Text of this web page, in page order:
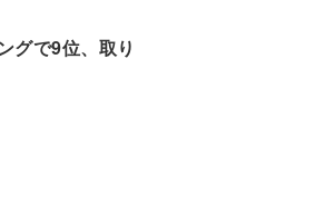
グで9位、取り